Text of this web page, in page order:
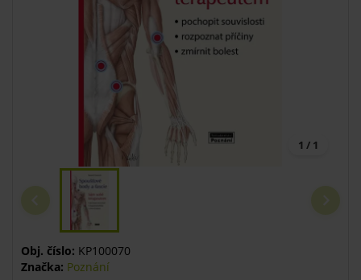
1 / 1
Obj. číslo: KP100070
Značka: Poznání